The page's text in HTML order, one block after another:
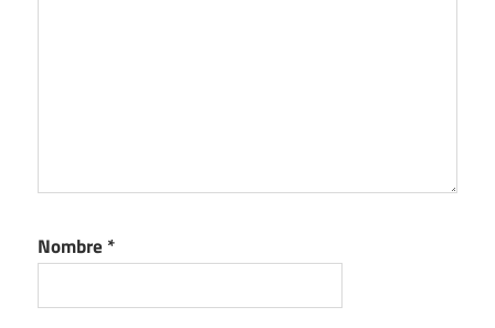
Nombre *